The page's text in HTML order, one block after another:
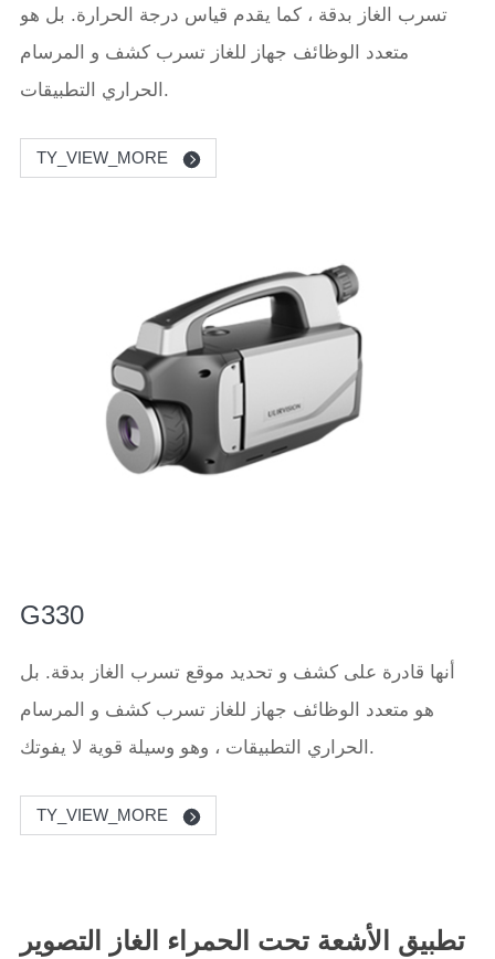
تسرب الغاز بدقة ، كما يقدم قياس درجة الحرارة. بل هو
متعدد الوظائف جهاز للغاز تسرب كشف و المرسام
الحراري التطبيقات.
TY_VIEW_MORE
G330
أنها قادرة على كشف و تحديد موقع تسرب الغاز بدقة. بل
هو متعدد الوظائف جهاز للغاز تسرب كشف و المرسام
الحراري التطبيقات ، وهو وسيلة قوية لا يفوتك.
TY_VIEW_MORE
تطبيق الأشعة تحت الحمراء الغاز التصوير